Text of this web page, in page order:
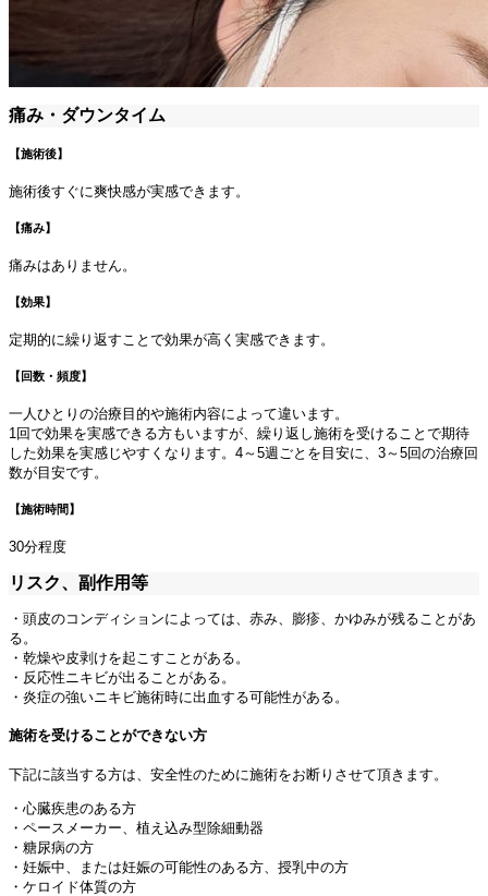
痛み・ダウンタイム
【施術後】
施術後すぐに爽快感が実感できます。
【痛み】
痛みはありません。
【効果】
定期的に繰り返すことで効果が高く実感できます。
【回数・頻度】
一人ひとりの治療目的や施術内容によって違います。
1回で効果を実感できる方もいますが、繰り返し施術を受けることで期待
した効果を実感じやすくなります。4～5週ごとを目安に、3～5回の治療回
数が目安です。
【施術時間】
30分程度
リスク、副作用等
・頭皮のコンディションによっては、赤み、膨疹、かゆみが残ることがあ
る。
・乾燥や皮剥けを起こすことがある。
・反応性ニキビが出ることがある。
・炎症の強いニキビ施術時に出血する可能性がある。
施術を受けることができない方
下記に該当する方は、安全性のために施術をお断りさせて頂きます。
・心臓疾患のある方
・ペースメーカー、植え込み型除細動器
・糖尿病の方
・妊娠中、または妊娠の可能性のある方、授乳中の方
・ケロイド体質の方